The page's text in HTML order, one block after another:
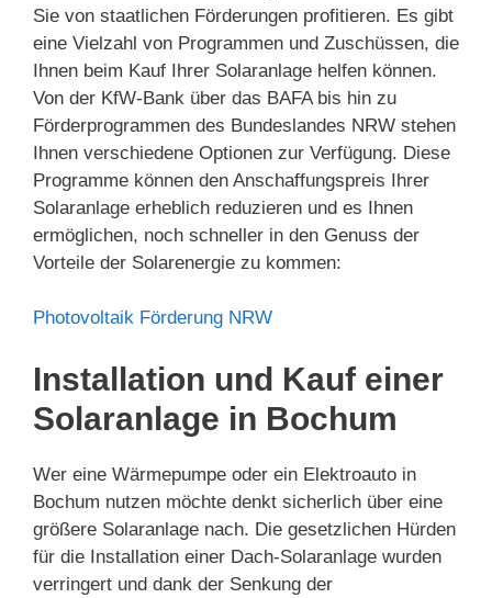
Sie von staatlichen Förderungen profitieren. Es gibt
eine Vielzahl von Programmen und Zuschüssen, die
Ihnen beim Kauf Ihrer Solaranlage helfen können.
Von der KfW-Bank über das BAFA bis hin zu
Förderprogrammen des Bundeslandes NRW stehen
Ihnen verschiedene Optionen zur Verfügung. Diese
Programme können den Anschaffungspreis Ihrer
Solaranlage erheblich reduzieren und es Ihnen
ermöglichen, noch schneller in den Genuss der
Vorteile der Solarenergie zu kommen:
Photovoltaik Förderung NRW
Installation und Kauf einer
Solaranlage in Bochum
Wer eine Wärmepumpe oder ein Elektroauto in
Bochum nutzen möchte denkt sicherlich über eine
größere Solaranlage nach. Die gesetzlichen Hürden
für die Installation einer Dach-Solaranlage wurden
verringert und dank der Senkung der